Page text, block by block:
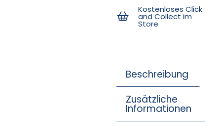
Kostenloses Click
and Collect im
Store
Beschreibung
Zusätzliche
Informationen